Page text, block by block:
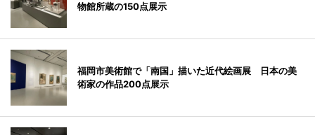
物館所蔵の150点展示
福岡市美術館で「南国」描いた近代絵画展 日本の美
術家の作品200点展示